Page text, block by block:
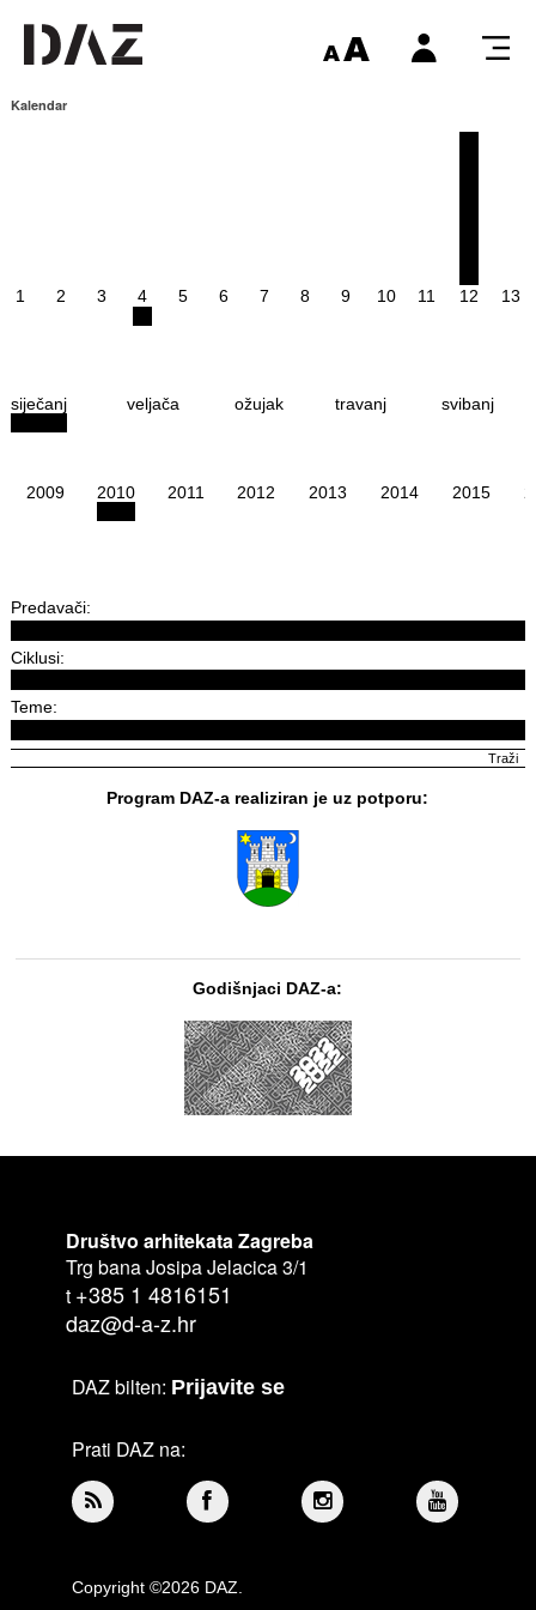
Kalendar
1 2 3 4 5 6 7 8 9 10 11 12 13
siječanj veljača ožujak travanj svibanj
2009 2010 2011 2012 2013 2014 2015
Predavači:
Ciklusi:
Teme:
Program DAZ-a realiziran je uz potporu:
Godišnjaci DAZ-a:
Društvo arhitekata Zagreba
Trg bana Josipa Jelacica 3/1
t +385 1 4816151
daz@d-a-z.hr
DAZ bilten: Prijavite se
Prati DAZ na:
Copyright ©2026 DAZ.